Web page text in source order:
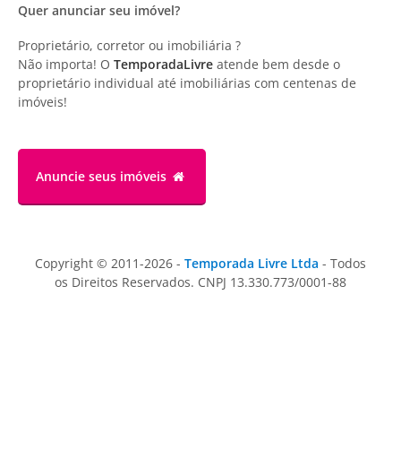
Quer anunciar seu imóvel?
Proprietário, corretor ou imobiliária ?
Não importa! O TemporadaLivre atende bem desde o
proprietário individual até imobiliárias com centenas de
imóveis!
Anuncie seus imóveis
Copyright © 2011-2026 - Temporada Livre Ltda - Todos
os Direitos Reservados. CNPJ 13.330.773/0001-88